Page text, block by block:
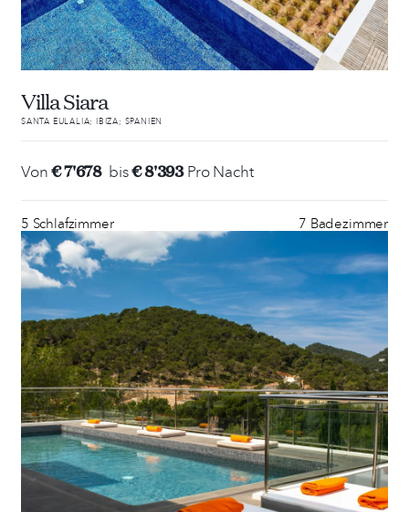
Villa Siara
SANTA EULALIA; IBIZA; SPANIEN
Von€ 7'678 bis€ 8'393Pro Nacht
5 Schlafzimmer 7 Badezimmer